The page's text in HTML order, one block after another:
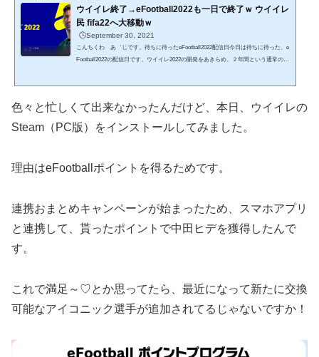
ウイイレ終了→eFootball2022も一日で終了ｗ ウイイレ
民 fifa22へ大移動ｗ
🕒️September 30, 2021
こんちくわ あ゛じです。待ちに待ったeFootball2022配信日今日は待ちに待った、e
Football2022の配信日です。ウイイレ2022の開発をあきらめ、２年間という通常の倍
ァンはオレを含め、みんなどこかソワソワしていますｗ 午前９時、いよいよ配信ス
色々と忙しくて出来なかったんだけど、本日、ウイイレの
Steam（PC版）をインストールしてみました。
理由はeFootballポイントを得るためです。
連携おまとめキャンペーンが始まったため、スマホアプリ
と連携して、貰ったポイントで中田ヒデを獲得したんで
す。
これで満足～♡とか思ってたら、最近になって新たに交換
可能なアイコニック選手が追加されてるじゃないですか！